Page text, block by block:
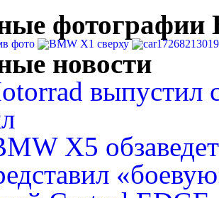
фотографии
новости
выпустил
X5